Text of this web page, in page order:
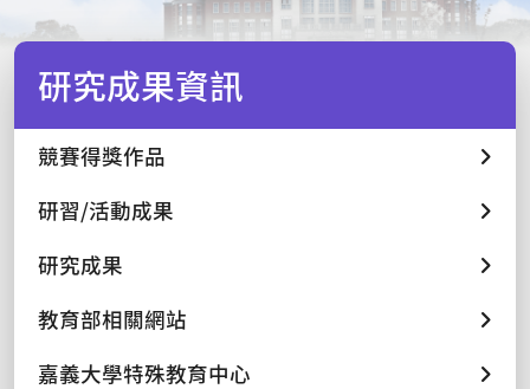
研究成果資訊
競賽得獎作品
研習/活動成果
研究成果
教育部相關網站
嘉義大學特殊教育中心